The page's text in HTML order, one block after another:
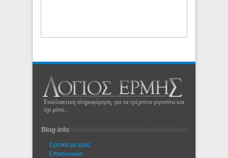
Εναλλακτική πληροφόρηση, για τα τρέχοντα γεγονότα και
όχι μόνο...
Blog info
Σχετικά με εμάς
Eπικοινωνία